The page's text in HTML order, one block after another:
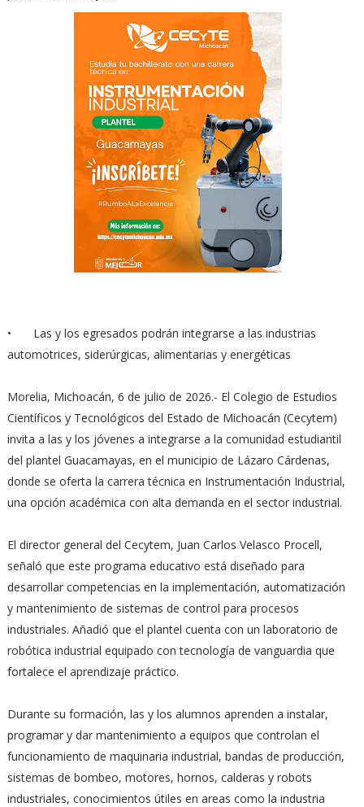
•
Las y los egresados podrán integrarse a las industrias
automotrices, siderúrgicas, alimentarias y energéticas
Morelia, Michoacán, 6 de julio de 2026.- El Colegio de Estudios
Científicos y Tecnológicos del Estado de Michoacán (Cecytem)
invita a las y los jóvenes a integrarse a la comunidad estudiantil
del plantel Guacamayas, en el municipio de Lázaro Cárdenas,
donde se oferta la carrera técnica en Instrumentación Industrial,
una opción académica con alta demanda en el sector industrial.
El director general del Cecytem, Juan Carlos Velasco Procell,
señaló que este programa educativo está diseñado para
desarrollar competencias en la implementación, automatización
y mantenimiento de sistemas de control para procesos
industriales. Añadió que el plantel cuenta con un laboratorio de
robótica industrial equipado con tecnología de vanguardia que
fortalece el aprendizaje práctico.
Durante su formación, las y los alumnos aprenden a instalar,
programar y dar mantenimiento a equipos que controlan el
funcionamiento de maquinaria industrial, bandas de producción,
sistemas de bombeo, motores, hornos, calderas y robots
industriales, conocimientos útiles en areas como la industria